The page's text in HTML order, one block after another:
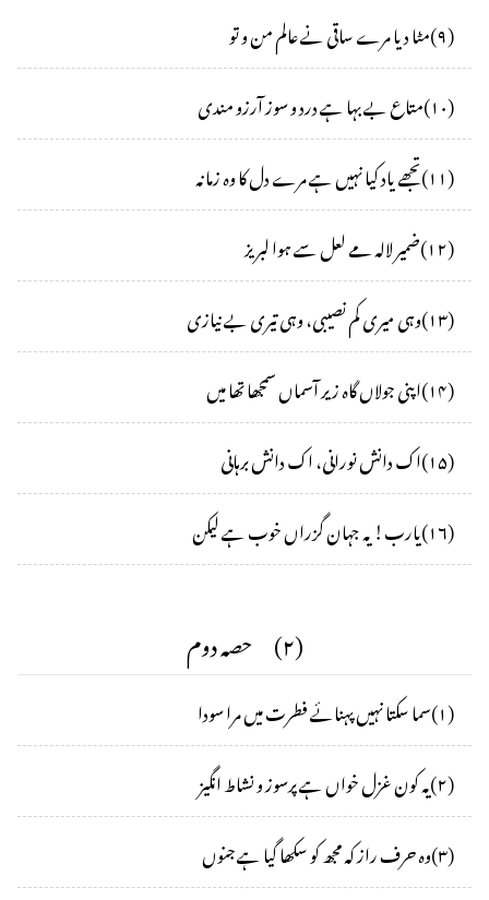
(۹)مٹا دیا مرے ساقی نے عالم من و تو
(۱۰)متاع بے بہا ہے درد و سوز آرزو مندی
(۱۱)تجھے یاد کیا نہیں ہے مرے دل کا وہ زمانہ
(۱۲)ضمیر لالہ مے لعل سے ہوا لبریز
(۱۳)وہی میری کم نصیبی، وہی تیری بے نیازی
(۱۴)اپنی جولاں گاہ زیر آسماں سمجھا تھا میں
(۱۵)اک دانش نورانی، اک دانش برہانی
(۱۶)یارب! یہ جہان گزراں خوب ہے لیکن
(۲) حصہ دوم
(۱)سما سکتا نہیں پہنائے فطرت میں مرا سودا
(۲)یہ کون غزل خواں ہے پرسوز و نشاط انگیز
(۳)وہ حرف راز کہ مجھ کو سکھا گیا ہے جنوں